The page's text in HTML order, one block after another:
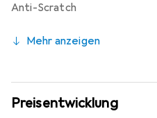
Anti-Scratch
Mehr anzeigen
Preisentwicklung